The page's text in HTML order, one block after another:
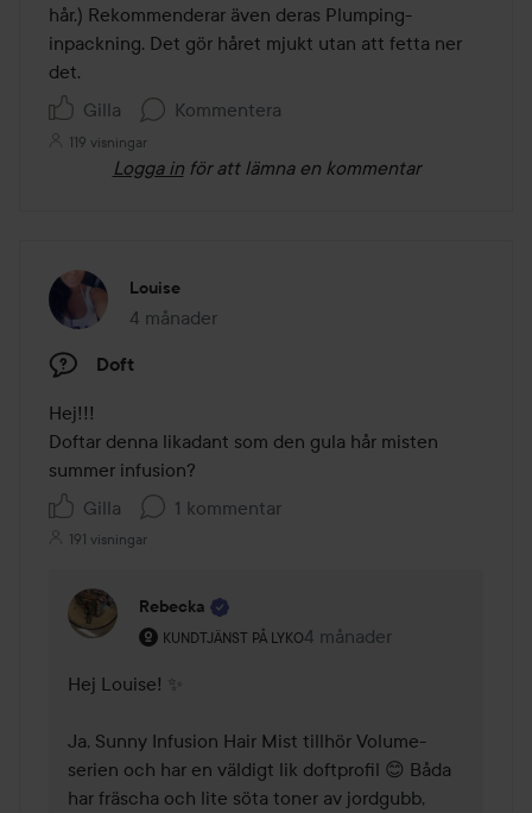
hår.) Rekommenderar även deras Plumping-
inpackning. Det gör håret mjukt utan att fetta ner
det.
Gilla
Kommentera
119 visningar
Logga in för att lämna en kommentar
Louise
4 månader
Inlägget skapades 4 månader
Doft
Hej!!!
Doftar denna likadant som den gula hår misten
summer infusion?
Gilla
1 kommentar
191 visningar
Rebecka
KUNDTJÄNST PÅ LYKO
Användarens roll: Kundtjänst på Lyko.
4 månader
Kommentaren lades 4
Hej Louise! ✨
Ja, Sunny Infusion Hair Mist tillhör Volume-
serien och har en väldigt lik doftprofil 😊 Båda
har fräscha och lite söta toner av jordgubb,